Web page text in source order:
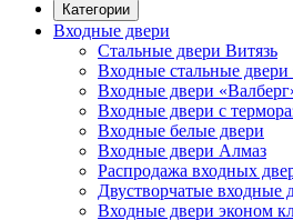
Категории
Входные двери
Стальные двери Витязь
Входные стальные
Входные двери
Входные двери с
Входные белые двери
Входные двери Алмаз
Распродажа входных
Двустворчатые входные
Входные двери эконом